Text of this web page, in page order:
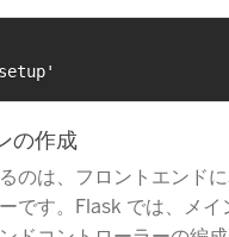
の作成
のは、フロントエンド
です。Flask では、メ